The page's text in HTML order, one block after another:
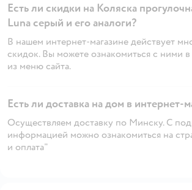
Есть ли скидки на Коляска
Luna серый и его аналоги?
В нашем интернет-магазине действует
скидок. Вы можете ознакомиться с ними в
из меню сайта.
Есть ли доставка на дом в интернет-
Осуществляем доставку по Минску. С
информацией можно ознакомиться на
и оплата"